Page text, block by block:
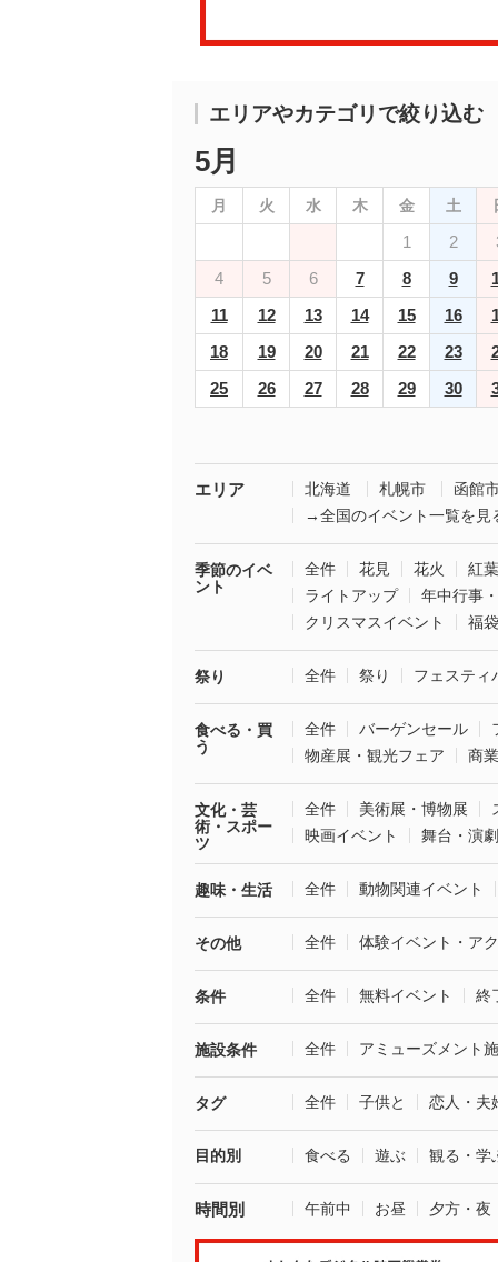
エリアやカテゴリで絞り込む
5月
月 火 水 木 金 土
1 2
4
5 6 7 8 9
11
12 13 14 15 16
18
19 20 21 22 23
25
26 27 28 29 30
エリア 北海道 札幌市
函館
→全国のイベント一覧を見
季節のイベ
ント
全件 花見 花火
紅葉
ライトアップ
年中行事
クリスマスイベント
福
祭り 全件 祭り フェスティ
食べる・買
う
全件 バーゲンセール
物産展・観光フェア
商
文化・芸
術・スポー
ツ
全件 美術展・博物展
映画イベント
舞台・演劇
趣味・生活 全件 動物関連イベント
その他 全件 体験イベント・ア
条件 全件 無料イベント 終
施設条件 全件 アミューズメント
タグ 全件 子供と 恋人・夫
目的別 食べる 遊ぶ 観る・学
時間別 午前中 お昼 夕方・夜